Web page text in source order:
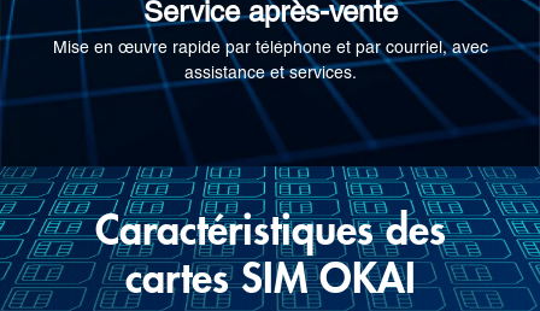
Service après-vente
Mise en œuvre rapide par téléphone et par courriel, avec
assistance et services.
Caractéristiques des
cartes SIM OKAI